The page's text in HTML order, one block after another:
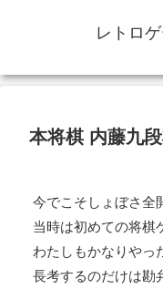
レトロ
本将棋 内藤九
今でこそしょぼさ全
当時は初めての将棋
わたしもかなりやっ
長考するのだけは勘